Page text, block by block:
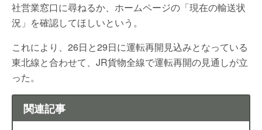
社営業窓口に尋ねるか、ホームページの「現在の輸送状
況」を確認してほしいという。
これにより、26日と29日に運転再開見込みとなっている
東北線と合わせて、JR貨物全線で運転再開の見通しが立
った。
関連記事